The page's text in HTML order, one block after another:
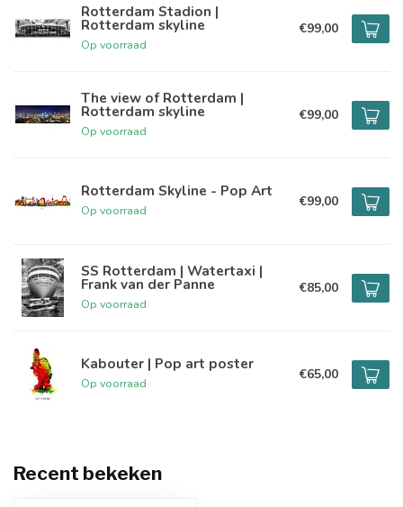
Rotterdam Stadion |
Rotterdam skyline
Op voorraad
€99,00
The view of Rotterdam |
Rotterdam skyline
Op voorraad
€99,00
Rotterdam Skyline - Pop Art
Op voorraad
€99,00
SS Rotterdam | Watertaxi |
Frank van der Panne
Op voorraad
€85,00
Kabouter | Pop art poster
Op voorraad
€65,00
Recent bekeken